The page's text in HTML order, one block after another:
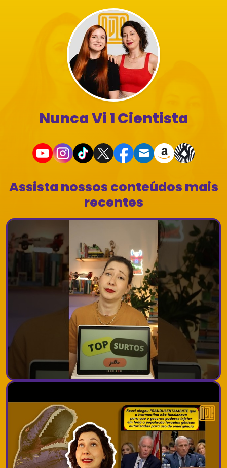
Nunca Vi 1 Cientista
Assista nossos conteúdos mais
recentes